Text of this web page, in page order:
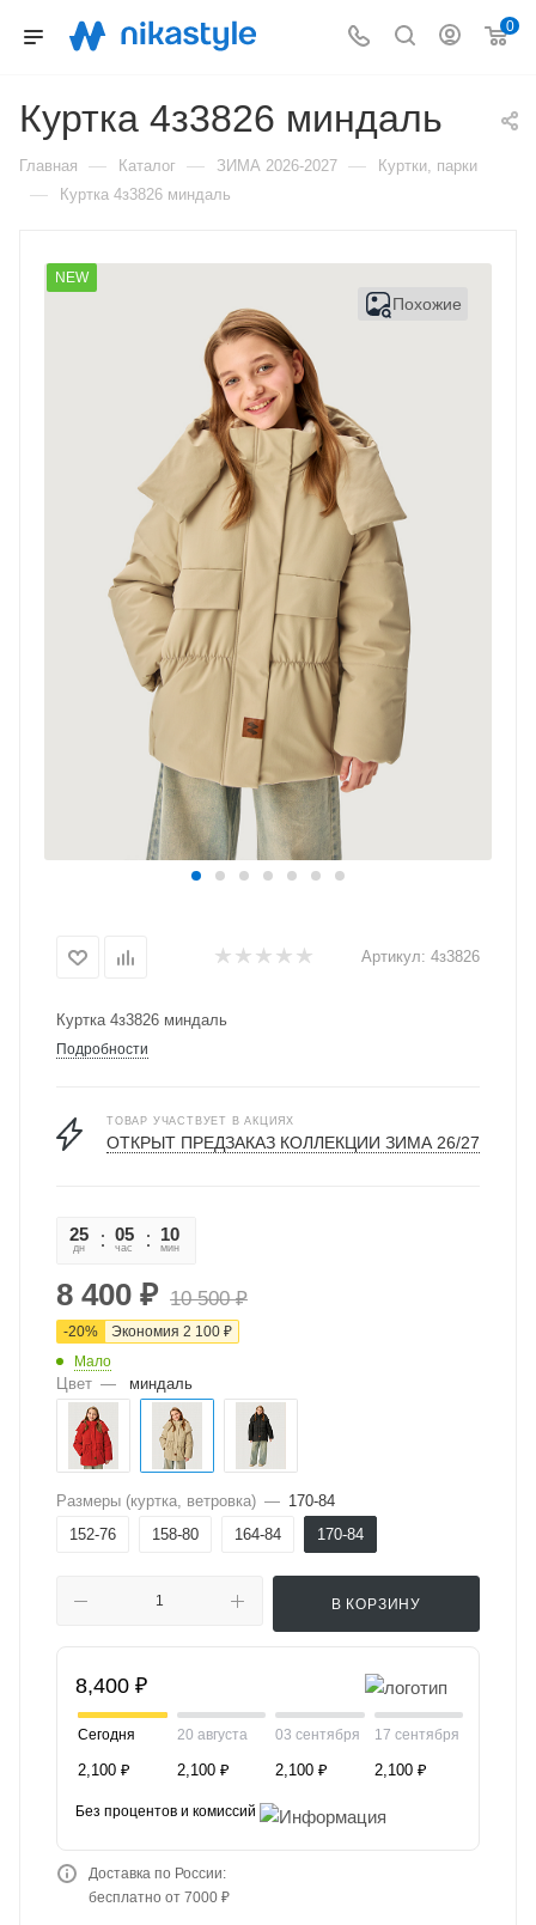
0
Куртка 4з3826 миндаль
Главная — Каталог — ЗИМА 2026-2027 — Куртки, парки
— Куртка 4з3826 миндаль
NEW
Похожие
Артикул: 4з3826
Куртка 4з3826 миндаль
Подробности
ТОВАР УЧАСТВУЕТ В АКЦИЯХ
ОТКРЫТ ПРЕДЗАКАЗ КОЛЛЕКЦИИ ЗИМА 26/27
25
дн
05
час
10
мин
8 400 ₽ 10 500₽
-20% Экономия 2 100 ₽
Мало
Цвет — миндаль
Размеры (куртка, ветровка) — 170-84
152-76
158-80 164-84 170-84
В КОРЗИНУ
8,400 ₽
Сегодня
2,100 ₽
20 августа
2,100 ₽
03 сентября
2,100 ₽
17 сентября
2,100 ₽
Без процентов и комиссий
Доставка по России:
бесплатно от 7000 ₽